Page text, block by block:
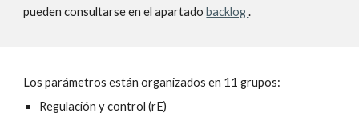
pueden consultarse en el apartado backlog .
Los parámetros están organizados en 11 grupos:
Regulación y control (rE)